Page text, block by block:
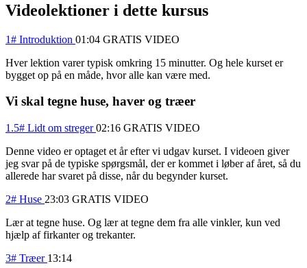
Videolektioner i dette kursus
1# Introduktion 01:04 GRATIS VIDEO
Hver lektion varer typisk omkring 15 minutter. Og hele kurset er
bygget op på en måde, hvor alle kan være med.
Vi skal tegne huse, haver og træer
1.5# Lidt om streger02:16 GRATIS VIDEO
Denne video er optaget et år efter vi udgav kurset. I videoen giver
jeg svar på de typiske spørgsmål, der er kommet i løber af året, så du
allerede har svaret på disse, når du begynder kurset.
2# Huse 23:03 GRATIS VIDEO
Lær at tegne huse. Og lær at tegne dem fra alle vinkler, kun ved
hjælp af firkanter og trekanter.
3# Træer 13:14